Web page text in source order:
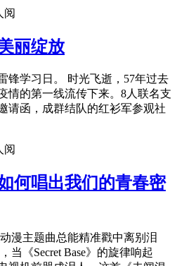
阅
丽绽放
锋学习日。 时光飞逝，57年过去
情的第一线流传下来。8人联名支
请函，成群结队的红衫军参观社
阅
何唱出我们的青春密
漫主题曲总能精准戳中离别泪
当《Secret Base》的旋律响起